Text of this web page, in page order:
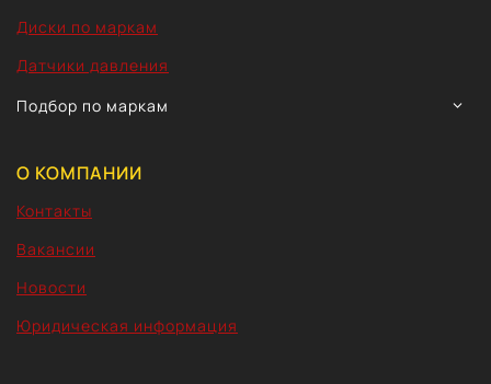
Диски по маркам
Датчики давления
Подбор по маркам
О КОМПАНИИ
Контакты
Вакансии
Новости
Юридическая информация